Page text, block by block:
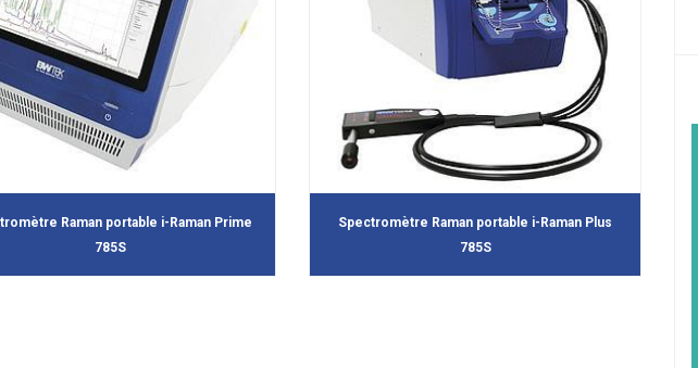
Raman portable i-Raman Prime
785S
Spectromètre Raman portable i-Raman Plus
785S